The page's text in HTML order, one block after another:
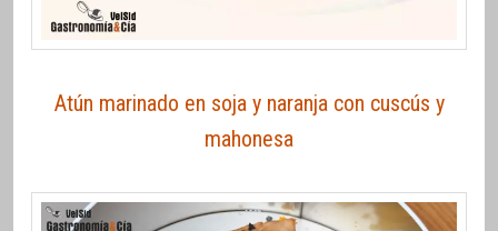
Atún marinado en soja y naranja con cuscús y
mahonesa